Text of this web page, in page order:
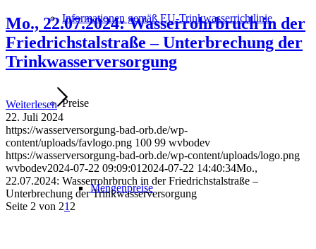
Informationen gemäß EU-Trinkwasserrichtlinie
Preise
Mengenpreise
Mo., 22.07.2024: Wasserrohrbruch in der
Friedrichstalstraße – Unterbrechung der
Trinkwasserversorgung
Weiterlesen
22. Juli 2024
https://wasserversorgung-bad-orb.de/wp-
content/uploads/favlogo.png 100 99 wvbodev
https://wasserversorgung-bad-orb.de/wp-content/uploads/logo.png
wvbodev2024-07-22 09:09:01 2024-07-22 14:40:34Mo.,
22.07.2024: Wasserrohrbruch in der Friedrichstalstraße –
Unterbrechung der Trinkwasserversorgung
Seite 2 von 21 2